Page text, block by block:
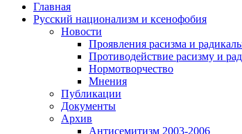
Главная
Русский национализм и ксенофобия
Новости
Проявления расизма и
Противодействие расизму и
Нормотворчество
Мнения
Публикации
Документы
Архив
Антисемитизм 2003-2006